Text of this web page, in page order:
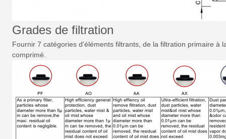
Grades de filtration
Fournir 7 catégories d'éléments filtrants, de la filtration primaire
comprimé.